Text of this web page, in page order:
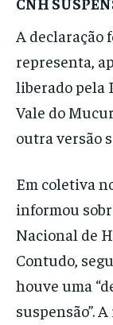
A declaração
representa,
liberado pela
Vale do
outra versão
Em coletiva
informou
Nacional de
Contudo,
houve uma
suspensão”.